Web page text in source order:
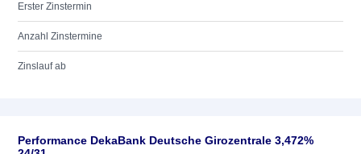
Erster Zinstermin
Anzahl Zinstermine
Zinslauf ab
Performance DekaBank Deutsche Girozentrale 3,472%